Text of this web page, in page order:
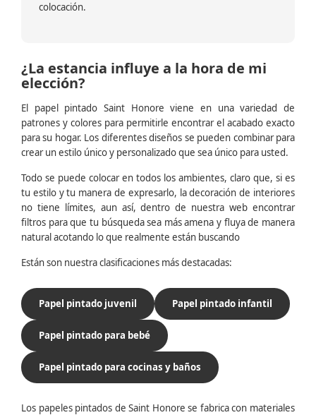
colocación.
¿La estancia influye a la hora de mi
elección?
El papel pintado Saint Honore viene en una variedad de
patrones y colores para permitirle encontrar el acabado exacto
para su hogar. Los diferentes diseños se pueden combinar para
crear un estilo único y personalizado que sea único para usted.
Todo se puede colocar en todos los ambientes, claro que, si es
tu estilo y tu manera de expresarlo, la decoración de interiores
no tiene límites, aun así, dentro de nuestra web encontrar
filtros para que tu búsqueda sea más amena y fluya de manera
natural acotando lo que realmente están buscando
Están son nuestra clasificaciones más destacadas:
Papel pintado juvenil Papel pintado infantil
Papel pintado para bebé
Papel pintado para cocinas y baños
Los papeles pintados de Saint Honore se fabrica con materiales